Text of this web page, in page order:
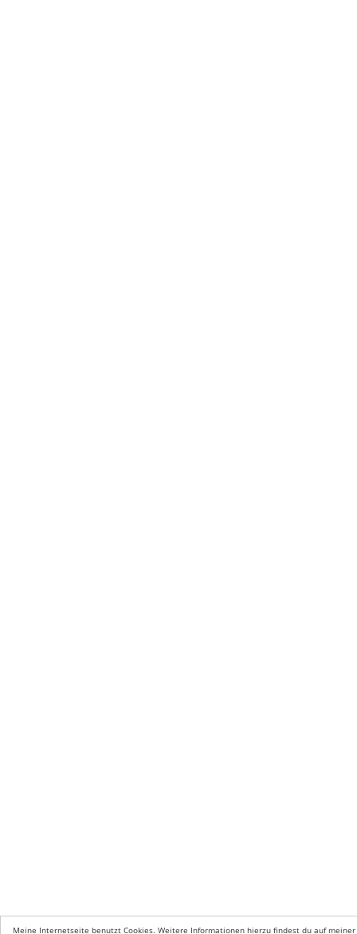
Meine Internetseite benutzt Cookies. Weitere Informationen hierzu findest du auf